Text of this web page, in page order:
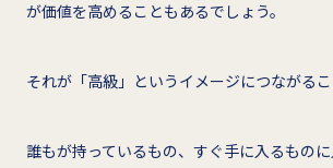
が価値を高めることもあるでしょう。
それが「高級」というイメージにつながるこ
誰もが持っているもの、すぐ手に入るもの